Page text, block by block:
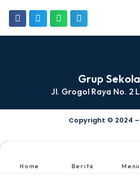
Grup
Jl. Grogol Raya No. 2
Copyright © 2024 –
Home Berita Menu